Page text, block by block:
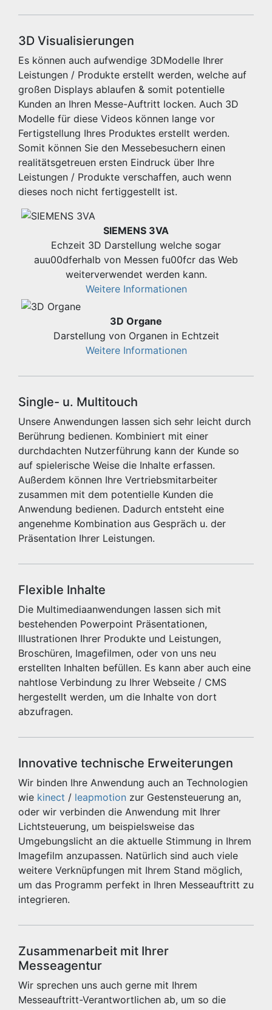
3D Visualisierungen
Es können auch aufwendige 3DModelle Ihrer
Leistungen / Produkte erstellt werden, welche auf
großen Displays ablaufen & somit potentielle
Kunden an Ihren Messe-Auftritt locken. Auch 3D
Modelle für diese Videos können lange vor
Fertigstellung Ihres Produktes erstellt werden.
Somit können Sie den Messebesuchern einen
realitätsgetreuen ersten Eindruck über Ihre
Leistungen / Produkte verschaffen, auch wenn
dieses noch nicht fertiggestellt ist.
SIEMENS 3VA
Echzeit 3D Darstellung welche sogar
auu00dferhalb von Messen fu00fcr das Web
weiterverwendet werden kann.
Weitere Informationen
3D Organe
Darstellung von Organen in Echtzeit
Weitere Informationen
Single- u. Multitouch
Unsere Anwendungen lassen sich sehr leicht durch
Berührung bedienen. Kombiniert mit einer
durchdachten Nutzerführung kann der Kunde so
auf spielerische Weise die Inhalte erfassen.
Außerdem können Ihre Vertriebsmitarbeiter
zusammen mit dem potentielle Kunden die
Anwendung bedienen. Dadurch entsteht eine
angenehme Kombination aus Gespräch u. der
Präsentation Ihrer Leistungen.
Flexible Inhalte
Die Multimediaanwendungen lassen sich mit
bestehenden Powerpoint Präsentationen,
Illustrationen Ihrer Produkte und Leistungen,
Broschüren, Imagefilmen, oder von uns neu
erstellten Inhalten befüllen. Es kann aber auch eine
nahtlose Verbindung zu Ihrer Webseite / CMS
hergestellt werden, um die Inhalte von dort
abzufragen.
Innovative technische Erweiterungen
Wir binden Ihre Anwendung auch an Technologien
wie kinect / leapmotion zur Gestensteuerung an,
oder wir verbinden die Anwendung mit Ihrer
Lichtsteuerung, um beispielsweise das
Umgebungslicht an die aktuelle Stimmung in Ihrem
Imagefilm anzupassen. Natürlich sind auch viele
weitere Verknüpfungen mit Ihrem Stand möglich,
um das Programm perfekt in Ihren Messeauftritt zu
integrieren.
Zusammenarbeit mit Ihrer
Messeagentur
Wir sprechen uns auch gerne mit Ihrem
Messeauftritt-Verantwortlichen ab, um so die